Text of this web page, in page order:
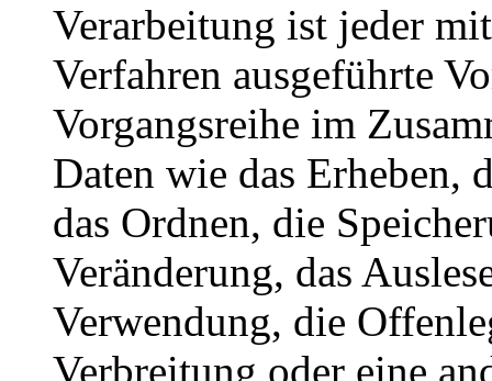
Verarbeitung ist jeder
Verfahren ausgeführte
Vorgangsreihe im
Daten wie das Erheben,
das Ordnen, die
Veränderung, das
Verwendung, die
Verbreitung oder eine